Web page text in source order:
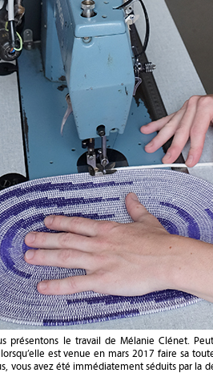
présentons le travail de Mélanie Clénet.
est venue en mars 2017 faire sa
vous avez été immédiatement séduits par la